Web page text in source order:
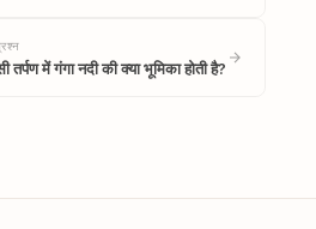
तर्पण में गंगा नदी की क्या भूमिका होती है?